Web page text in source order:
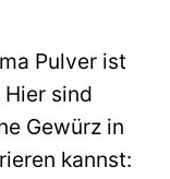
Pulver ist
sind
Gewürz in
kannst: